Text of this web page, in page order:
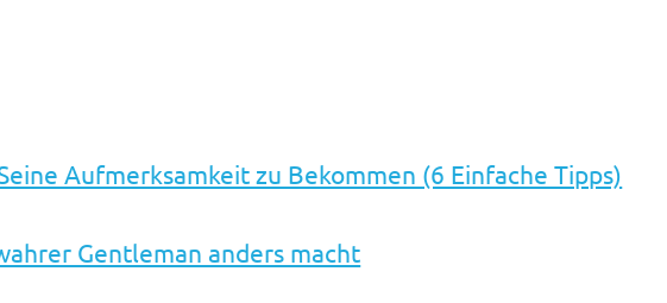
Aufmerksamkeit zu Bekommen (6 Einfache Tipps)
Gentleman anders macht